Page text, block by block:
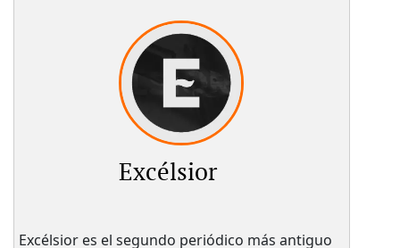
Excélsior
Excélsior es el segundo periódico más antiguo